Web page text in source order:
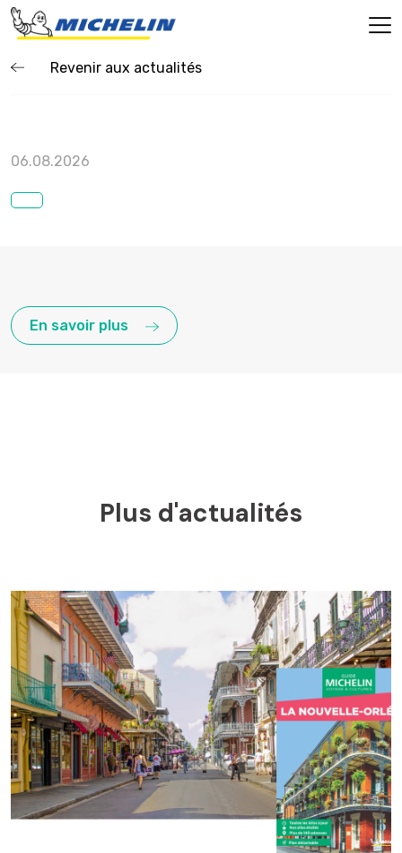
Revenir aux actualités
06.08.2026
En savoir plus
Plus d'actualités